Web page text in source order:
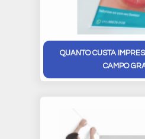
QUANTO CUSTA
CAMPO